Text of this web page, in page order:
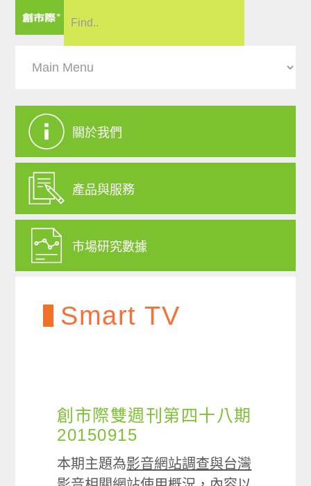
關於我們
產品與服務
市場研究數據
Smart TV
創市際雙週刊第四十八期
20150915
本期主題為影音網站調查與台灣